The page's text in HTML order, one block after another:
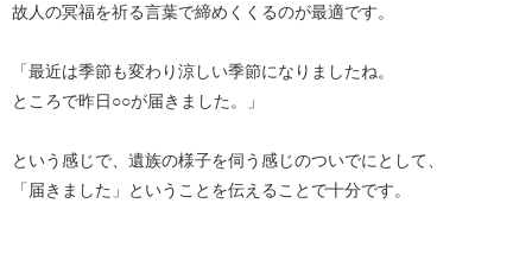
故人の冥福を祈る言葉で締めくくるのが最適です。
「最近は季節も変わり涼しい季節になりましたね。
ところで昨日○○が届きました。」
という感じで、遺族の様子を伺う感じのついでにとして、
「届きました」ということを伝えることで十分です。